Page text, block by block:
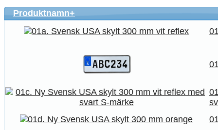
Produktnamn+